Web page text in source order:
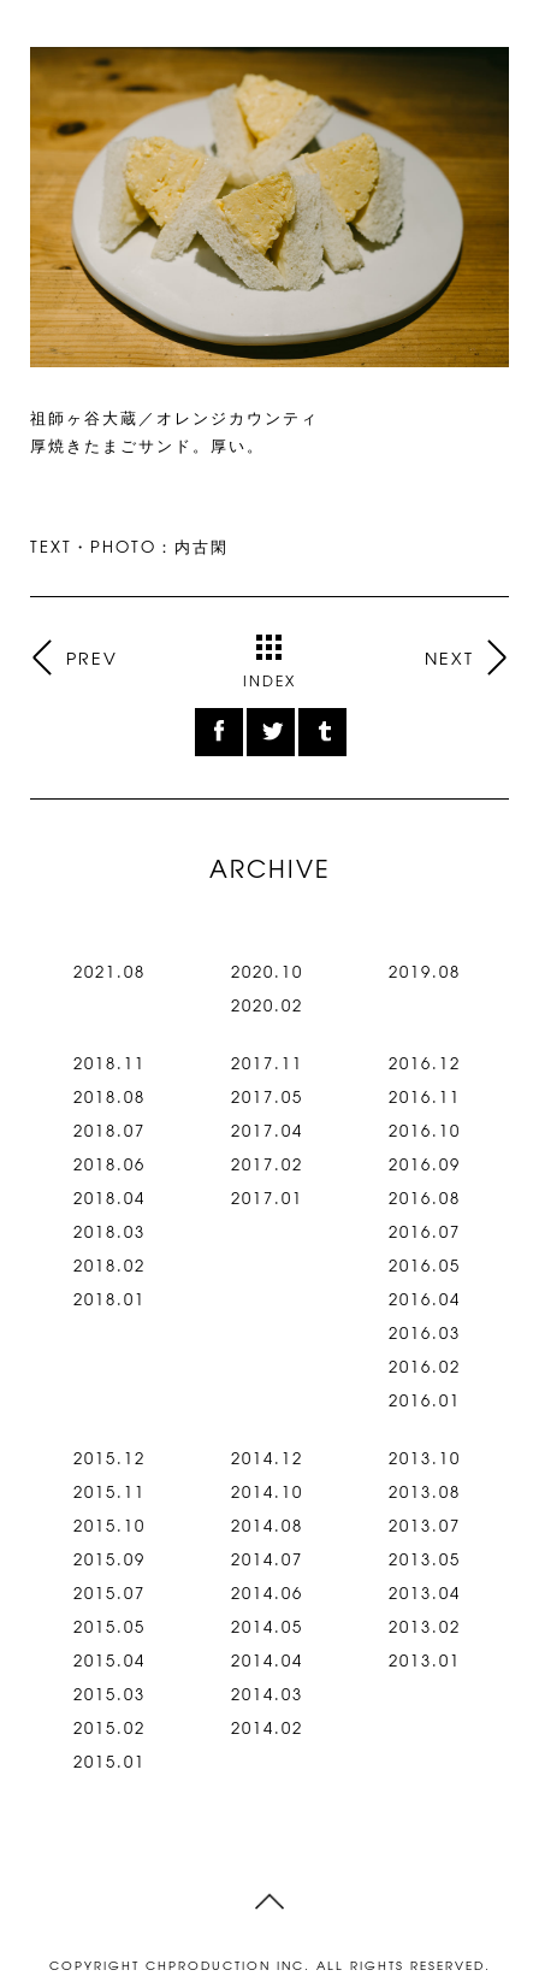
祖師ヶ谷大蔵／オレンジカウンティ
厚焼きたまごサンド。厚い。
TEXT・PHOTO：内古閑
PREV
INDEX
NEXT
ARCHIVE
2021.08
2020.10
2020.02
2019.08
2018.11
2018.08
2018.07
2018.06
2018.04
2018.03
2018.02
2018.01
2017.11
2017.05
2017.04
2017.02
2017.01
2016.12
2016.11
2016.10
2016.09
2016.08
2016.07
2016.05
2016.04
2016.03
2016.02
2016.01
2015.12
2015.11
2015.10
2015.09
2015.07
2015.05
2015.04
2015.03
2015.02
2015.01
2014.12
2014.10
2014.08
2014.07
2014.06
2014.05
2014.04
2014.03
2014.02
2013.10
2013.08
2013.07
2013.05
2013.04
2013.02
2013.01
COPYRIGHT CHPRODUCTION INC. ALL RIGHTS RESERVED.